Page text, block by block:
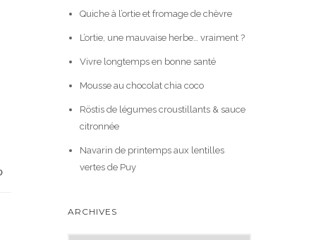
Quiche à l’ortie et fromage de chèvre
L’ortie, une mauvaise herbe… vraiment ?
Vivre longtemps en bonne santé
Mousse au chocolat chia coco
Röstis de légumes croustillants & sauce
citronnée
Navarin de printemps aux lentilles
vertes de Puy
ARCHIVES